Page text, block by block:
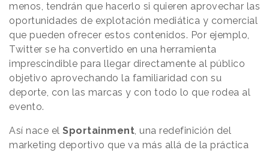
menos, tendrán que hacerlo si quieren aprovechar las
oportunidades de explotación mediática y comercial
que pueden ofrecer estos contenidos. Por ejemplo,
Twitter se ha convertido en una herramienta
imprescindible para llegar directamente al público
objetivo aprovechando la familiaridad con su
deporte, con las marcas y con todo lo que rodea al
evento.
Así nace el Sportainment, una redefinición del
marketing deportivo que va más allá de la práctica